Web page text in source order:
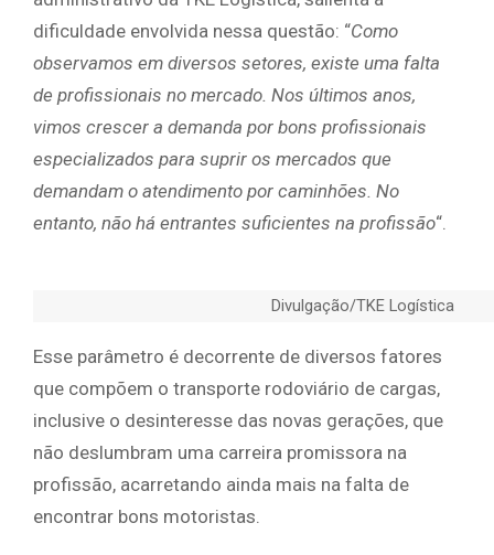
dificuldade envolvida nessa questão: “Como
observamos em diversos setores, existe uma falta
de profissionais no mercado. Nos últimos anos,
vimos crescer a demanda por bons profissionais
especializados para suprir os mercados que
demandam o atendimento por caminhões. No
entanto, não há entrantes suficientes na profissão“.
Divulgação/TKE Logística
Esse parâmetro é decorrente de diversos fatores
que compõem o transporte rodoviário de cargas,
inclusive o desinteresse das novas gerações, que
não deslumbram uma carreira promissora na
profissão, acarretando ainda mais na falta de
encontrar bons motoristas.